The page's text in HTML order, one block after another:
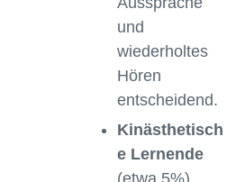
und
wiederholtes
Hören
entscheidend.
Kinästhetisch
e Lernende